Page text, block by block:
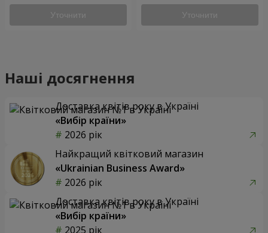
Уточнити Уточнити
Наші досягнення
Доставка квітів року в Україні
«Вибір країни»
2026 рік
Найкращий квітковий магазин
«Ukrainian Business Award»
2026 рік
Доставка квітів року в Україні
«Вибір країни»
2025 рік